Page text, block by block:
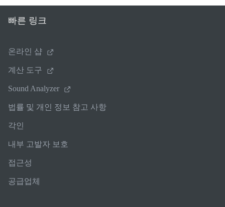
빠른 링크
온라인 샵
계산 도구
Sound Analyzer
법률 및 개인 정보 참고 사항
각인
내부 고발자 보호
접근성
공급업체